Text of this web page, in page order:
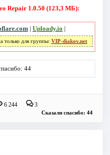
Repair 1.0.50 (123,3 МБ):
| Uploady.io |
только для группы: VIP-diakov.net
44
6 244 3
Сказали спасибо: 44